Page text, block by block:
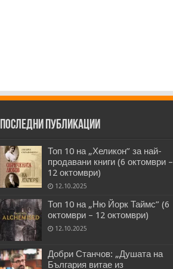
Последни публикации
Топ 10 на „Хеликон” за най-
продавани книги (6 октомври –
12 октомври)
12.10.2025
Топ 10 на „Ню Йорк Таймс” (6
октомври – 12 октомври)
12.10.2025
Добри Станчов: „Душата на
България витае из